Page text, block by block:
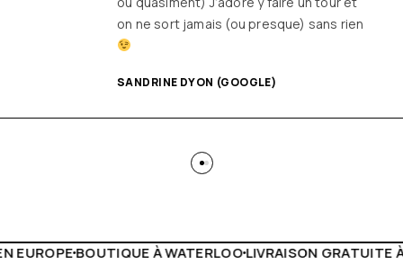
on ne sort jamais (ou presque) sans rien
SANDRINE DYON (GOOGLE)
LIVRAISON GRATUITE À PARTIR DE 150€LIVE